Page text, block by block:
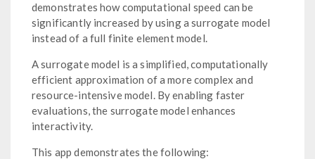
demonstrates how computational speed can be
significantly increased by using a surrogate model
instead of a full finite element model.
A surrogate model is a simplified, computationally
efficient approximation of a more complex and
resource-intensive model. By enabling faster
evaluations, the surrogate model enhances
interactivity.
This app demonstrates the following: